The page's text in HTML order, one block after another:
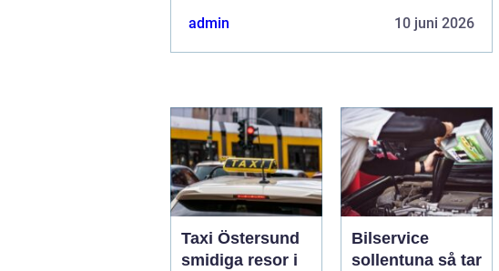
admin 10 juni 2026
Taxi Östersund
smidiga resor i
Bilservice
sollentuna så tar